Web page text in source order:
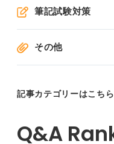
筆記試験対策
その他
記事カテゴリーはこちら